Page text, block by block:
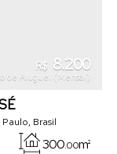
R$ 8.200
de Aluguel (Mensal)
Paulo, Brasil
300.00m²